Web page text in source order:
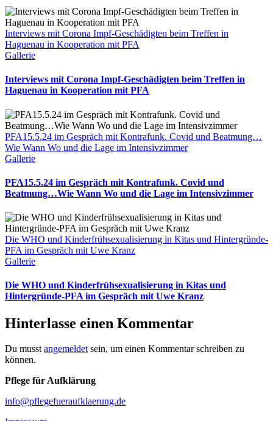
Interviews mit Corona Impf-Geschädigten beim Treffen in
Haguenau in Kooperation mit PFA
Gallerie
Interviews mit Corona Impf-Geschädigten beim Treffen in
Haguenau in Kooperation mit PFA
PFA15.5.24 im Gespräch mit Kontrafunk. Covid und Beatmung…
Wie Wann Wo und die Lage im Intensivzimmer
Gallerie
PFA15.5.24 im Gespräch mit Kontrafunk. Covid und
Beatmung…Wie Wann Wo und die Lage im Intensivzimmer
Die WHO und Kinderfrühsexualisierung in Kitas und Hintergründe-
PFA im Gespräch mit Uwe Kranz
Gallerie
Die WHO und Kinderfrühsexualisierung in Kitas und
Hintergründe-PFA im Gespräch mit Uwe Kranz
Hinterlasse einen Kommentar
Du musstangemeldetsein, um einen Kommentar schreiben zu
können.
Pflege für Aufklärung
info@pflegefueraufklaerung.de